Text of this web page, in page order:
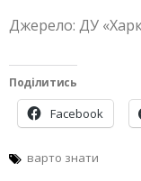
Джерело: ДУ
Поділитись
Facebook
варто знати